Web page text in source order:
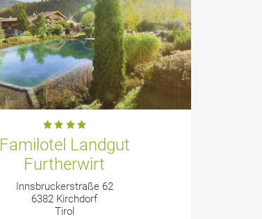
Familotel Landgut
Furtherwirt
Innsbruckerstraße 62
6382 Kirchdorf
Tirol